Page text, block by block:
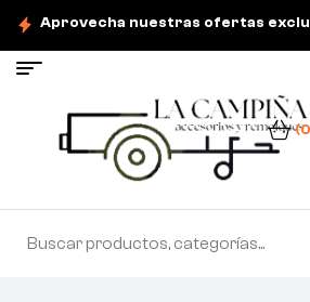
Aprovecha nuestras ofertas